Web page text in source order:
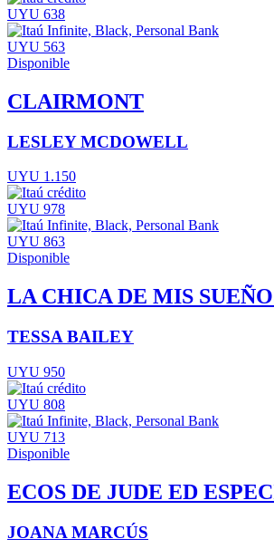
UYU 638
UYU 563
Disponible
CLAIRMONT
LESLEY MCDOWELL
UYU 1.150
UYU 978
UYU 863
Disponible
LA CHICA DE MIS
TESSA BAILEY
UYU 950
UYU 808
UYU 713
Disponible
ECOS DE JUDE ED
JOANA MARCÚS